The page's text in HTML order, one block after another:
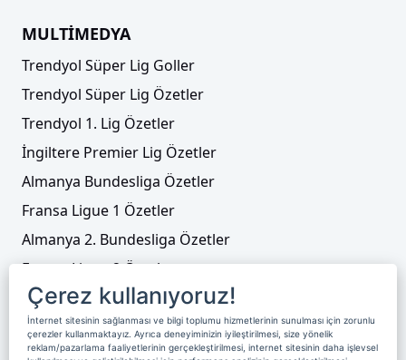
MULTİMEDYA
Trendyol Süper Lig Goller
Trendyol Süper Lig Özetler
Trendyol 1. Lig Özetler
İngiltere Premier Lig Özetler
Almanya Bundesliga Özetler
Fransa Ligue 1 Özetler
Almanya 2. Bundesliga Özetler
Fransa Ligue 2 Özetler
Tenis
Video Liste
Foto Galeriler
Çerez kullanıyoruz!
İnternet sitesinin sağlanması ve bilgi toplumu hizmetlerinin sunulması için zorunlu
çerezler kullanmaktayız. Ayrıca deneyiminizin iyileştirilmesi, size yönelik
reklam/pazarlama faaliyetlerinin gerçekleştirilmesi, internet sitesinin daha işlevsel